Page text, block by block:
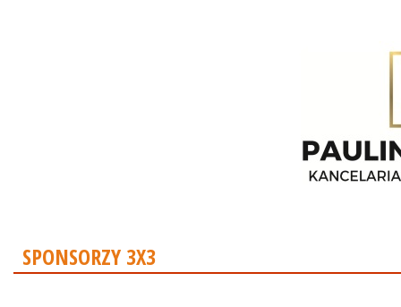
SPONSORZY 3X3